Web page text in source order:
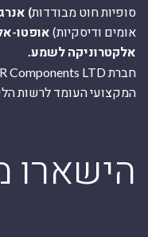
סופיות חוט מבודדות)
אומים ודיסקיות) אופטו-
אלקטרוניקה לשמע.
המקצועי העומד לרשות
!הישארו